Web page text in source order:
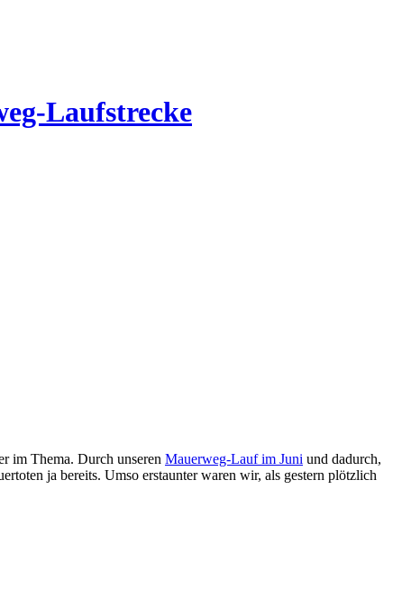
Laufstrecke
im Thema. Durch unseren Mauerweg-Lauf im Juni und dadurch,
ja bereits. Umso erstaunter waren wir, als gestern plötzlich